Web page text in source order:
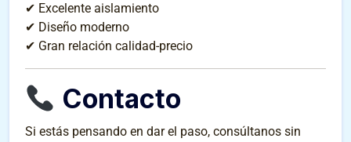
✔ Excelente aislamiento
✔ Diseño moderno
✔ Gran relación calidad-precio
Contacto
Si estás pensando en dar el paso, consúltanos sin